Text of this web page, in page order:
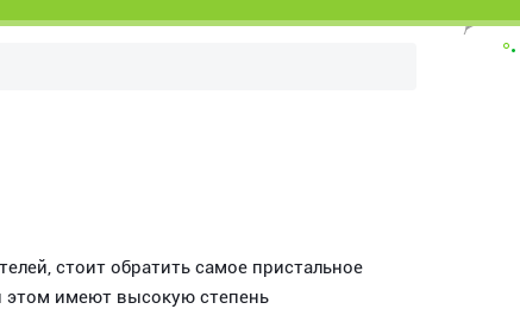
стоит обратить самое пристальное
этом имеют высокую степень